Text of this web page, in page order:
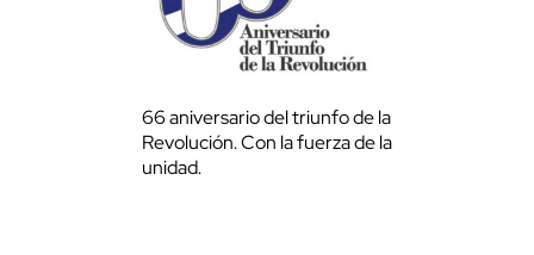
66 aniversario del triunfo de la
Revolución. Con la fuerza de la
unidad.